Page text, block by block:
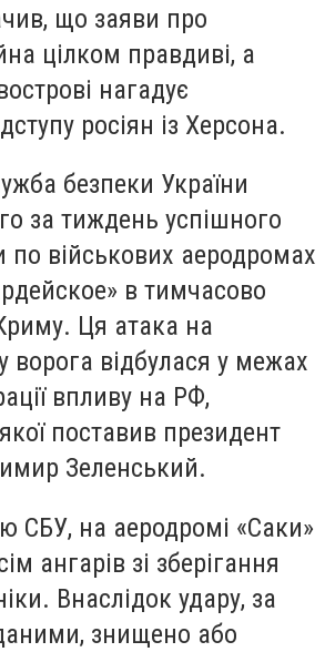
що заяви про
цілком правдиві, а
нагадує
росіян із Херсона.
безпеки України
за тиждень успішного
по військових аеродромах
в тимчасово
Ця атака на
ворога відбулася у межах
впливу на РФ,
поставив президент
Зеленський.
СБУ, на аеродромі «Саки»
ангарів зі зберігання
Внаслідок удару, за
знищено або